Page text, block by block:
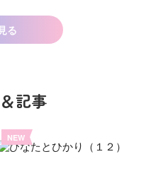
る
記事
NEW